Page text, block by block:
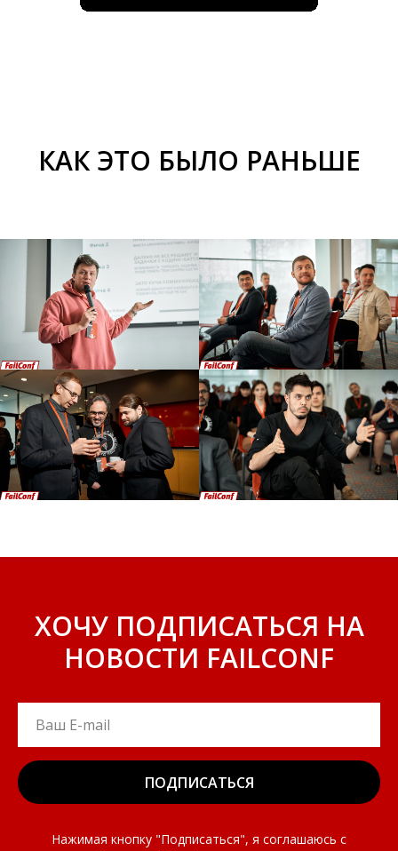
КАК ЭТО БЫЛО РАНЬШЕ
ХОЧУ ПОДПИСАТЬСЯ НА
НОВОСТИ FAILCONF
ПОДПИСАТЬСЯ
Нажимая кнопку "Подписаться", я соглашаюсь с